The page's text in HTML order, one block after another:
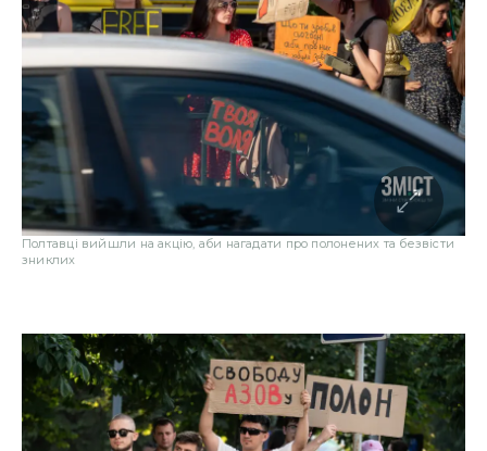
Полтавці вийшли на акцію, аби нагадати про полонених та безвісти
зниклих